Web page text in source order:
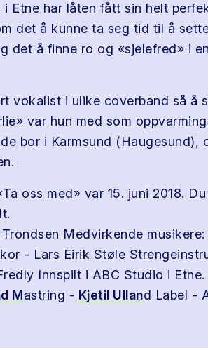
Etne har låten fått sin helt
det å kunne ta seg tid til å
det å finne ro og «sjelefred» i
vokalist i ulike coverband så å
var hun med som
bor i Karmsund (Haugesund),
oss med» var 15. juni 2018.
Medvirkende
- Lars Eirik Støle
Innspilt i ABC Studio i
Mastring - Kjetil Ulland Label -